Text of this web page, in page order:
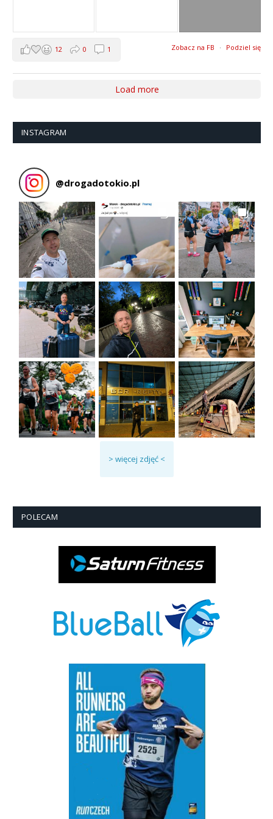
Zobacz na FB · Podziel się
12 0 1
Load more
INSTAGRAM
@drogadotokio.pl
> więcej zdjęć <
POLECAM